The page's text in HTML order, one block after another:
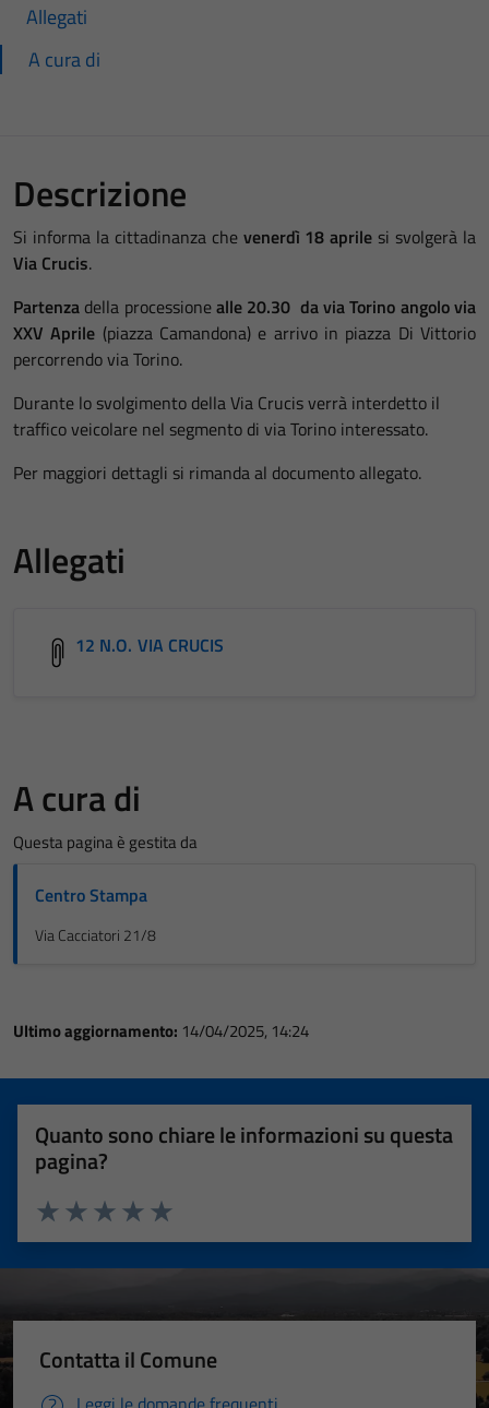
Allegati
A cura di
Descrizione
Si informa la cittadinanza che venerdì 18 aprile si svolgerà la
Via Crucis.
Partenza della processionealle 20.30 da via Torino angolo via
XXV Aprile (piazza Camandona) e arrivo in piazza Di Vittorio
percorrendo via Torino.
Durante lo svolgimento della Via Crucis verrà interdetto il
traffico veicolare nel segmento di via Torino interessato.
Per maggiori dettagli si rimanda al documento allegato.
Allegati
12 N.O. VIA CRUCIS
A cura di
Questa pagina è gestita da
Centro Stampa
Via Cacciatori 21/8
Ultimo aggiornamento: 14/04/2025, 14:24
Quanto sono chiare le informazioni su questa
pagina?
Valuta 5 stelle su 5
Valuta 4 stelle su 5
Valuta 3 stelle su 5
Valuta 2 stelle su 5
Valuta 1 stelle su 5
Contatta il Comune